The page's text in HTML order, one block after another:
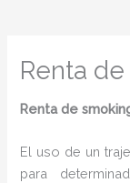
Renta
Renta de
El uso de un
para